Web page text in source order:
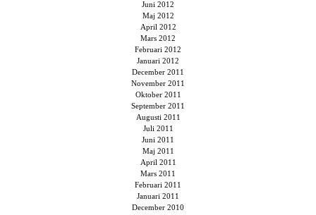
Juni 2012
Maj 2012
April 2012
Mars 2012
Februari 2012
Januari 2012
December 2011
November 2011
Oktober 2011
September 2011
Augusti 2011
Juli 2011
Juni 2011
Maj 2011
April 2011
Mars 2011
Februari 2011
Januari 2011
December 2010